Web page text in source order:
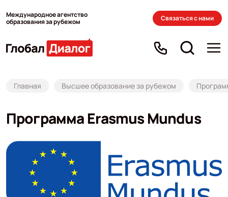
Международное агентство
образования за рубежом
Связаться с нами
Главная Высшее образование за рубежом
Программа Erasmus Mundus